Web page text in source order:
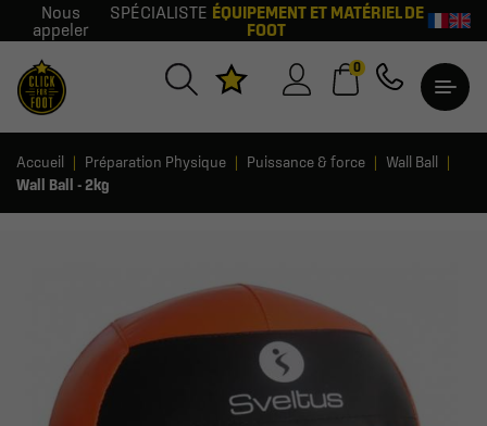
Nous
appeler
SPÉCIALISTE ÉQUIPEMENT ET MATÉRIEL DE
FOOT
0
Accueil Préparation Physique Puissance & force
Wall Ball
Wall Ball - 2kg